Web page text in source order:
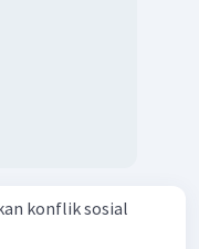
konflik sosial